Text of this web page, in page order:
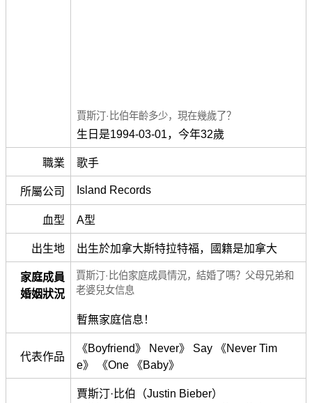
賈斯汀·比伯年齡多少，現在幾歲了？
生日是1994-03-01，今年32歲
職業 歌手
所屬公司 Island Records
血型 A型
出生地 出生於加拿大斯特拉特福，國籍是加拿大
家庭成員
婚姻狀況
賈斯汀·比伯家庭成員情況，結婚了嗎？父母兄弟和
老婆兒女信息
暫無家庭信息！
代表作品
《Boyfriend》 Never》 Say 《Never Tim
e》 《One 《Baby》
賈斯汀·比伯（Justin Bieber）